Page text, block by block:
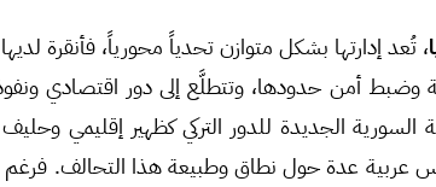
، تُعد إدارتها بشكل متوازن تحدياً محورياً، فأنقرة
أمن حدودها، وتتطلَّع إلى دور اقتصادي
الجديدة للدور التركي كظهير إقليمي
عربية عدة حول نطاق وطبيعة هذا التحالف. فرغم